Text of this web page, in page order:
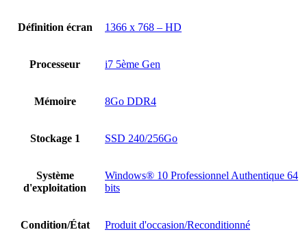
Définition écran 1366 x 768 – HD
Processeur i7 5ème Gen
Mémoire 8Go DDR4
Stockage 1 SSD 240/256Go
Système
d'exploitation
Windows® 10 Professionnel Authentique 64
bits
Condition/État Produit d'occasion/Reconditionné